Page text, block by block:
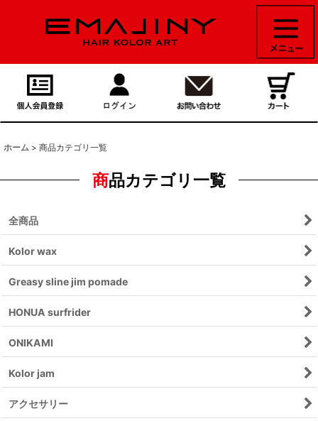
ホーム > 商品カテゴリ一覧
商品カテゴリ一覧
全商品
Kolor wax
Greasy sline jim pomade
HONUA surfrider
ONIKAMI
Kolor jam
アクセサリー